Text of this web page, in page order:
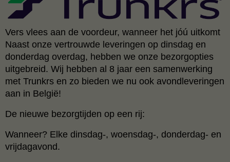
Vers vlees aan de voordeur, wanneer het jóú uitkomt
Naast onze vertrouwde leveringen op dinsdag en
donderdag overdag, hebben we onze bezorgopties
uitgebreid. Wij hebben al 8 jaar een samenwerking
met Trunkrs en zo bieden we nu ook avondleveringen
aan in België!
De nieuwe bezorgtijden op een rij:
Wanneer? Elke dinsdag-, woensdag-, donderdag- en
vrijdagavond.